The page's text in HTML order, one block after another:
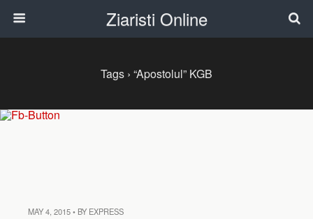
Ziaristi Online
Tags › “Apostolul” KGB
MAY 4, 2015 • BY EXPRESS